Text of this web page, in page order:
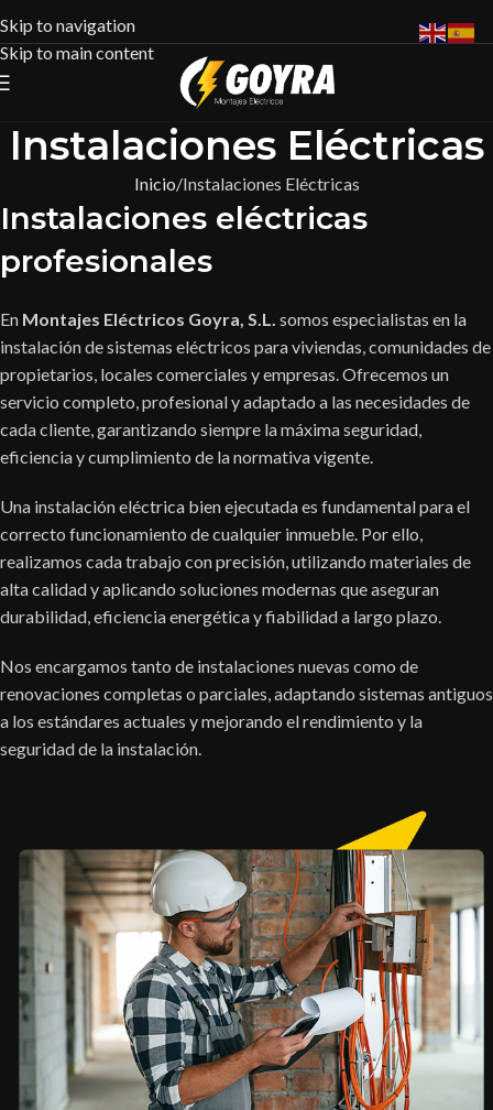
Skip to navigation
Skip to main content
Instalaciones Eléctricas
Inicio Instalaciones Eléctricas
Instalaciones eléctricas
profesionales
En Montajes Eléctricos Goyra, S.L. somos especialistas en la
instalación de sistemas eléctricos para viviendas, comunidades de
propietarios, locales comerciales y empresas. Ofrecemos un
servicio completo, profesional y adaptado a las necesidades de
cada cliente, garantizando siempre la máxima seguridad,
eficiencia y cumplimiento de la normativa vigente.
Una instalación eléctrica bien ejecutada es fundamental para el
correcto funcionamiento de cualquier inmueble. Por ello,
realizamos cada trabajo con precisión, utilizando materiales de
alta calidad y aplicando soluciones modernas que aseguran
durabilidad, eficiencia energética y fiabilidad a largo plazo.
Nos encargamos tanto de instalaciones nuevas como de
renovaciones completas o parciales, adaptando sistemas antiguos
a los estándares actuales y mejorando el rendimiento y la
seguridad de la instalación.